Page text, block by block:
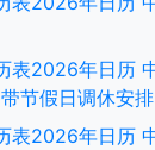
表2026年日历
节假日调休安排
表2026年日历